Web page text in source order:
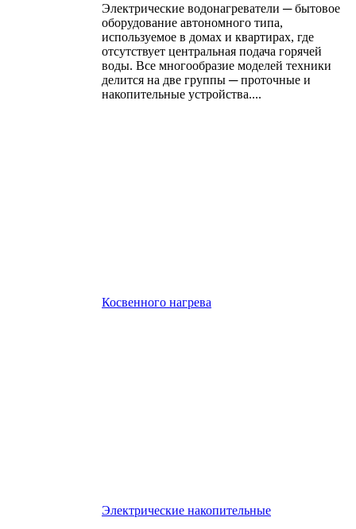
Электрические водонагреватели ─ бытовое
оборудование автономного типа,
используемое в домах и квартирах, где
отсутствует центральная подача горячей
воды. Все многообразие моделей техники
делится на две группы ─ проточные и
накопительные устройства....
Косвенного нагрева
Электрические накопительные